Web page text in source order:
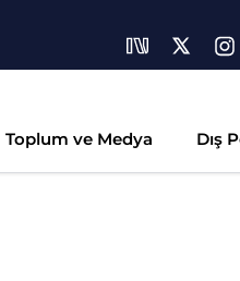
Toplum ve Medya Dış